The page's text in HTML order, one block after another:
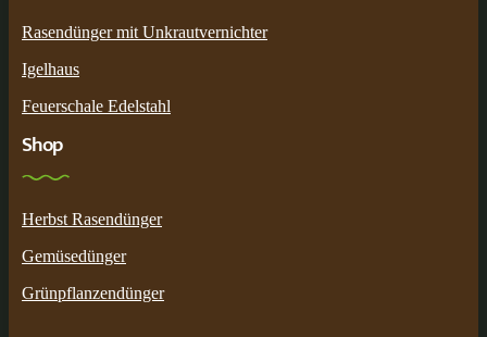
Rasendünger mit Unkrautvernichter
Igelhaus
Feuerschale Edelstahl
Shop
Herbst Rasendünger
Gemüsedünger
Grünpflanzendünger